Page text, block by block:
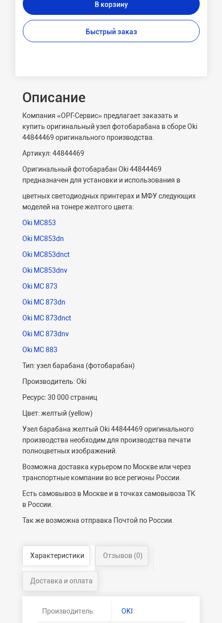
В корзину
Быстрый заказ
Описание
Компания «ОРГ-Сервис» предлагает заказать и
купить оригинальный узел фотобарабана в сборе Oki
44844469 оригинального производства.
Артикул: 44844469
Оригинальный фотобарабан Oki 44844469
предназначен для установки и использования в
цветных светодиодных принтерах и МФУ следующих
моделей на тонере желтого цвета:
Oki MC853
Oki MC853dn
Oki MC853dnct
Oki MC853dnv
Oki MC 873
Oki MC 873dn
Oki MC 873dnct
Oki MC 873dnv
Oki MC 883
Тип: узел барабана (фотобарабан)
Производитель: Oki
Ресурс: 30 000 страниц
Цвет: желтый (yellow)
Узел барабана желтый Oki 44844469 оригинального
производства необходим для производства печати
полноцветных изображений.
Возможна доставка курьером по Москве или через
транспортные компании во все регионы России.
Есть самовывоз в Москве и в точках самовывоза ТК
в России.
Так же возможна отправка Почтой по России.
Характеристики Отзывов (0)
Доставка и оплата
Производитель: OKI